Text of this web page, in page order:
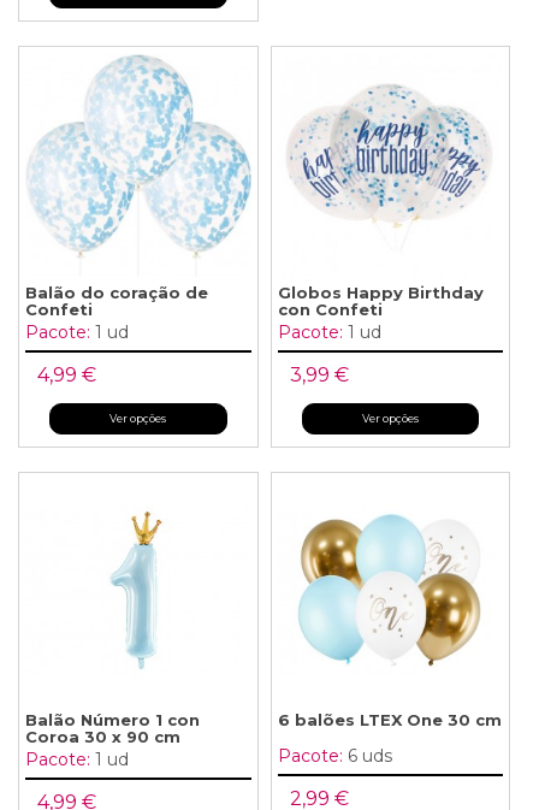
Balão do coração de
Confeti
Pacote: 1 ud
4,99 €
Ver opções
Globos Happy Birthday
con Confeti
Pacote: 1 ud
3,99 €
Ver opções
Balão Número 1 con
Coroa 30 x 90 cm
Pacote: 1 ud
4,99 €
6 balões LTEX One 30 cm
Pacote: 6 uds
2,99 €